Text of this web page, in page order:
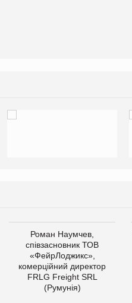
Роман Наумчев,
співзасновник ТОВ
«ФейрЛоджикс»,
комерційний директор
FRLG Freight SRL
(Румунія)